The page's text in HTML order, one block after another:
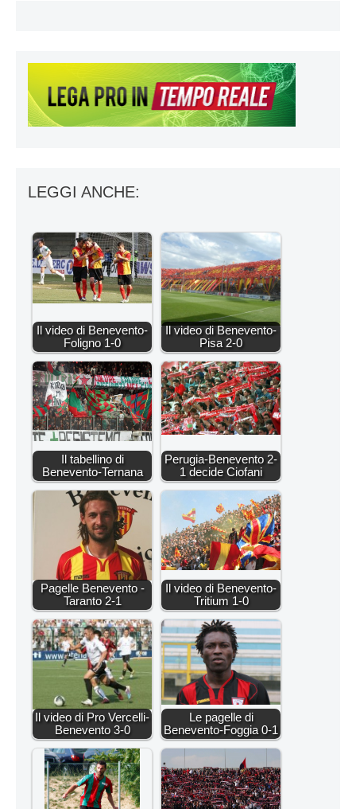
LEGGI ANCHE:
Il video di Benevento-
Foligno 1-0
Il video di Benevento-
Pisa 2-0
Il tabellino di
Benevento-Ternana
Perugia-Benevento 2-
1 decide Ciofani
Pagelle Benevento -
Taranto 2-1
Il video di Benevento-
Tritium 1-0
Il video di Pro Vercelli-
Benevento 3-0
Le pagelle di
Benevento-Foggia 0-1